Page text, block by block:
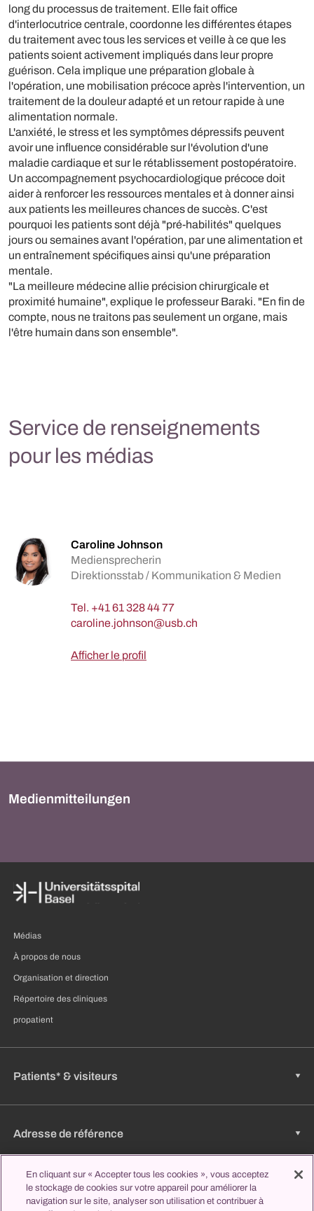
long du processus de traitement. Elle fait office
d'interlocutrice centrale, coordonne les différentes étapes
du traitement avec tous les services et veille à ce que les
patients soient activement impliqués dans leur propre
guérison. Cela implique une préparation globale à
l'opération, une mobilisation précoce après l'intervention, un
traitement de la douleur adapté et un retour rapide à une
alimentation normale.
L'anxiété, le stress et les symptômes dépressifs peuvent
avoir une influence considérable sur l'évolution d'une
maladie cardiaque et sur le rétablissement postopératoire.
Un accompagnement psychocardiologique précoce doit
aider à renforcer les ressources mentales et à donner ainsi
aux patients les meilleures chances de succès. C'est
pourquoi les patients sont déjà "pré-habilités" quelques
jours ou semaines avant l'opération, par une alimentation et
un entraînement spécifiques ainsi qu'une préparation
mentale.
"La meilleure médecine allie précision chirurgicale et
proximité humaine", explique le professeur Baraki. "En fin de
compte, nous ne traitons pas seulement un organe, mais
l'être humain dans son ensemble".
Service de renseignements
pour les médias
Caroline Johnson
Mediensprecherin
Direktionsstab / Kommunikation & Medien
Tel. +41 61 328 44 77
Afficher le profil
Medienmitteilungen
Médias
À propos de nous
Organisation et direction
Répertoire des cliniques
propatient
Patients* & visiteurs
Adresse de référence
Emplois & carrière
En cliquant sur « Accepter tous les cookies », vous acceptez
le stockage de cookies sur votre appareil pour améliorer la
navigation sur le site, analyser son utilisation et contribuer à